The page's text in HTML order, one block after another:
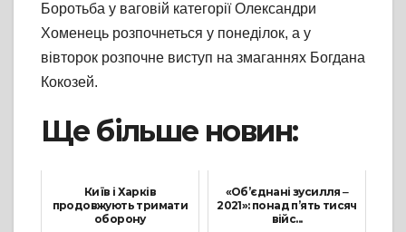
Боротьба у ваговій категорії Олександри
Хоменець розпочнеться у понеділок, а у
вівторок розпочне виступ на змаганнях Богдана
Кокозей.
Ще більше новин:
Київ і Харків
продовжують тримати
оборону
«Об’єднані зусилля ‒
2021»: понад п’ять тисяч
війс...